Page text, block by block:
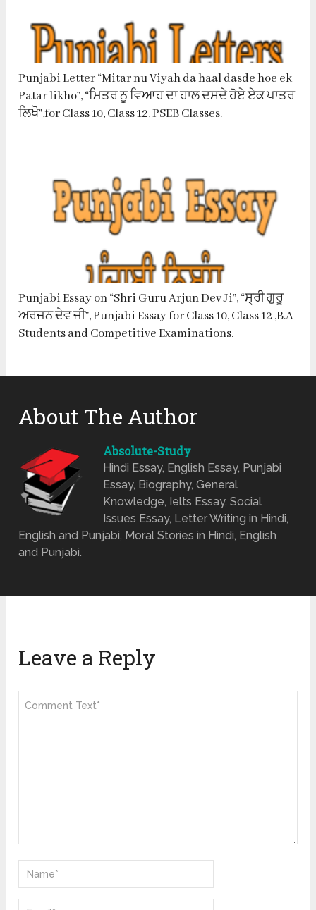
Punjabi Letter “Mitar nu Viyah da haal dasde hoe ek
Patar likho”, “ਮਿਤਰ ਨੂ ਵਿਆਹ ਦਾ ਹਾਲ ਦਸਦੇ ਹੋਏ ਏਕ ਪਾਤਰ
ਲਿਖੋ”,for Class 10, Class 12, PSEB Classes.
Punjabi Essay on “Shri Guru Arjun Dev Ji”, “ਸ੍ਰੀ ਗੁਰੂ
ਅਰਜਨ ਦੇਵ ਜੀ”, Punjabi Essay for Class 10, Class 12 ,B.A
Students and Competitive Examinations.
About The Author
Absolute-Study
Hindi Essay, English Essay, Punjabi
Essay, Biography, General
Knowledge, Ielts Essay, Social
Issues Essay, Letter Writing in Hindi,
English and Punjabi, Moral Stories in Hindi, English
and Punjabi.
Leave a Reply